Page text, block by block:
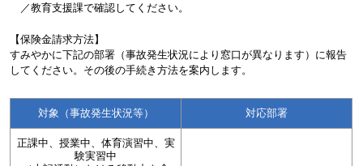
／教育⽀援課で確認してください。
【保険金請求方法】
すみやかに下記の部署（事故発生状況により窓口が異なります）に報告
してください。その後の手続き方法を案内します。
対象（事故発生状況等） 対応部署
正課中、授業中、体育演習中、実
験実習中